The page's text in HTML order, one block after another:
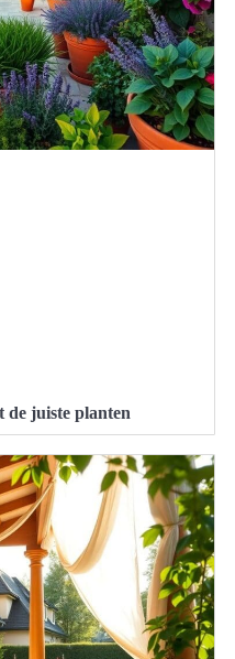
de juiste planten